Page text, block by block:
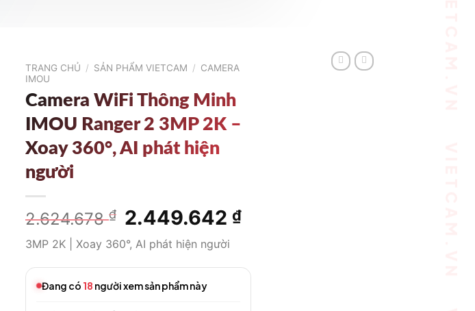
TRANG CHỦ / SẢN PHẨM VIETCAM / CAMERA
IMOU
Camera WiFi Thông Minh
IMOU Ranger 2 3MP 2K –
Xoay 360°, AI phát hiện
người
2.624.678₫
Giá
gốc
là:
2.624.678 ₫.
2.449.642 ₫Giá
là:
3MP 2K | Xoay 360°, AI phát hiện người
Đang có 18 người xem sản phẩm này